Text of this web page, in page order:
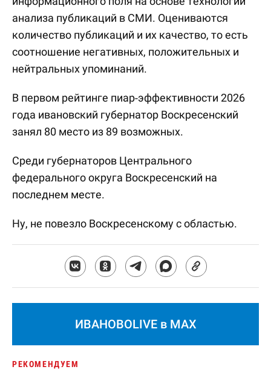
анализа публикаций в СМИ. Оцениваются
количество публикаций и их качество, то есть
соотношение негативных, положительных и
нейтральных упоминаний.
В первом рейтинге пиар-эффективности 2026
года ивановский губернатор Воскресенский
занял 80 место из 89 возможных.
Среди губернаторов Центрального
федерального округа Воскресенский на
последнем месте.
Ну, не повезло Воскресенскому с областью.
ИВАНОВОLIVE в MAX
РЕКОМЕНДУЕМ